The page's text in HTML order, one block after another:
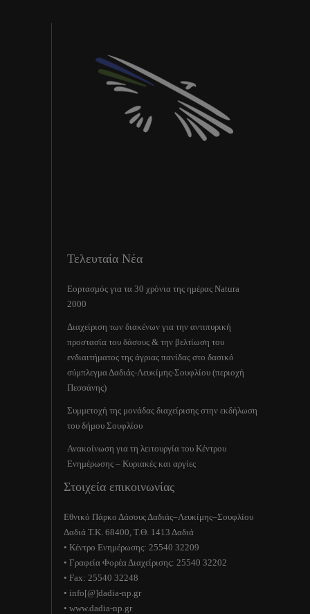
Τελευταία Νέα
Εορτασμός για τα 30 χρόνια της ημέρας Natura
2000
Διαχείριση των διακένων για την αντιπυρική
προστασία του δάσους & την βελτίωση του
ενδιαιτήματος της άγριας πανίδας στο δασικό
σύμπλεγμα Δαδιάς-Λευκίμης-Σουφλίου (περιοχή
Πεσσάνης)
Συμμετοχή της μονάδας διαχείρισης στην εκδήλωση
του δήμου Σουφλίου
Ανακοίνωση για τη λειτουργία του Κέντρου
Ενημέρωσης – Κυριακές και αργίες
Στοιχεία επικοινωνίας
Εθνικό Πάρκο Δάσους Δαδιάς–Λευκίμης–Σουφλίου
Δαδιά Τ.Κ. 68400, Τ.Θ. 1413 Δαδιά
• Κέντρο Ενημέρωσης: 25540 32209
• Γραφεία Φορέα Διαχείρισης: 25540 32202
• Fax: 25540 32248
• info[@]dadia-np.gr
• www.dadia-np.gr